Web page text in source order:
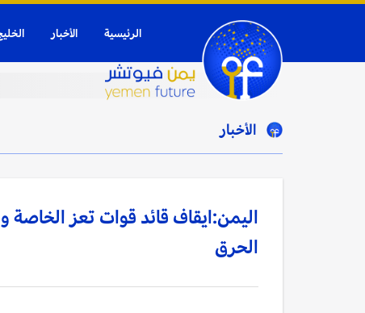
الرئيسية الأخبار
الأخبار
اليمن:ايقاف قائد قوات تعز الخاصة
الحرق